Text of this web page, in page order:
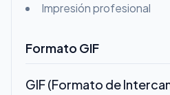
Impresión profesional
Formato GIF
GIF (Formato de